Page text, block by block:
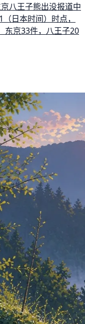
八王子熊出没报道中
日本时间）时点，
东京33件，八王子20